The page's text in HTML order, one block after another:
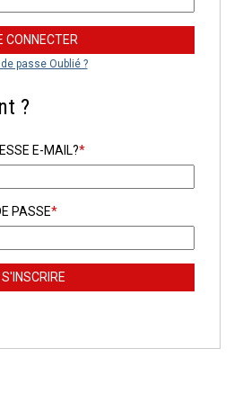
passe Oublié ?
?
E-MAIL?*
PASSE*